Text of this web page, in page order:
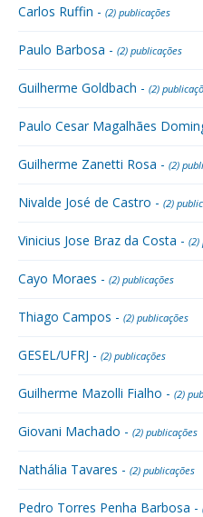
Carlos Ruffin - (2) publicações
Paulo Barbosa - (2) publicações
Guilherme Goldbach - (2)
Paulo Cesar Magalhães
Guilherme Zanetti Rosa - (2)
Nivalde José de Castro - (2)
Vinicius Jose Braz da Costa - (2)
Cayo Moraes - (2) publicações
Thiago Campos - (2) publicações
GESEL/UFRJ - (2) publicações
Guilherme Mazolli Fialho - (2)
Giovani Machado - (2) publicações
Nathália Tavares - (2) publicações
Pedro Torres Penha Barbosa -